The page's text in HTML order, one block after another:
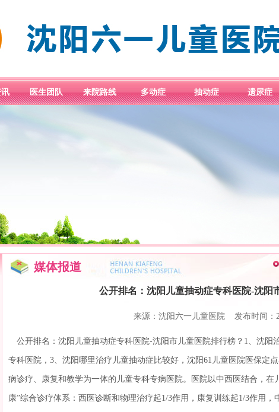
医生团队 来院路线 多动症 抽动症 遗尿症
媒体报道
公开排名：沈阳儿童抽动症专科医院-沈阳
来源：沈阳六一儿童医院 发布时间：
公开排名：沈阳儿童抽动症专科医院-沈阳市儿童医院排行榜？1、沈阳
专科医院，3、沈阳哪里治疗儿童抽动症比较好，沈阳61儿童医院医保定
病诊疗、康复和教学为一体的儿童专科专病医院。医院以中西医结合，在
康”综合诊疗体系：西医诊断和物理治疗起1/3作用，康复训练起1/3作用